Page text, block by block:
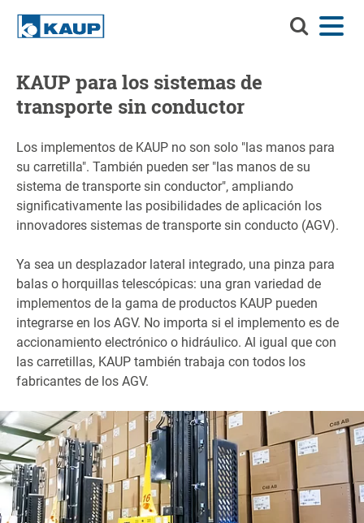
Buscar
Buscar en KAUP
Menú
Implementos
Servicios
Centro de información
Carrera profesional en KAUP
Buscador de productos
Capacidad residual
KAUP para los sistemas de
transporte sin conductor
Los implementos de KAUP no son solo "las manos para
su carretilla". También pueden ser "las manos de su
sistema de transporte sin conductor", ampliando
significativamente las posibilidades de aplicación los
innovadores sistemas de transporte sin conducto (AGV).
Ya sea un desplazador lateral integrado, una pinza para
balas o horquillas telescópicas: una gran variedad de
implementos de la gama de productos KAUP pueden
integrarse en los AGV. No importa si el implemento es de
accionamiento electrónico o hidráulico. Al igual que con
las carretillas, KAUP también trabaja con todos los
fabricantes de los AGV.